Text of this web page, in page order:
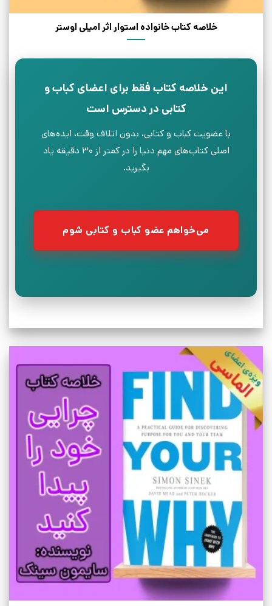
خلاصه کتاب خانواده استوار اثر امیلی اوستر
این خلاصه کتاب فقط برای اعضای کباب و
کتابی در دسترس است
با عضویت کباب و کتابی، بدون اتلاف وقت، ایده‌های
اصلی کتاب‌های مهم دنیا را در کمتر از ۳۰ دقیقه یاد
بگیرید.
می‌خواهم عضو کباب و کتابی شوم